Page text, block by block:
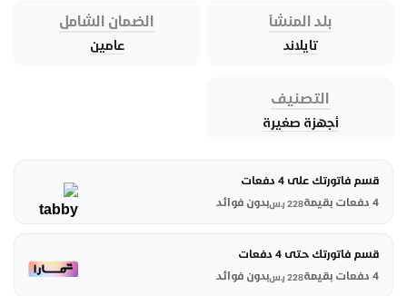
بلد المنشأ
تايلاند
الضمان الشامل
عامين
التصنيف
أجهزة صغيرة
قسم فاتورتك على 4 دفعات
4 دفعات بقيمة
228 ر.سبدون فوائد
قسم فاتورتك حتى 4 دفعات
4 دفعات بقيمة
228 ر.سبدون فوائد